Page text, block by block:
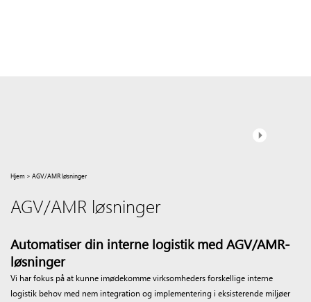
Hjem > AGV/AMR løsninger
AGV/AMR løsninger
Automatiser din interne logistik med AGV/AMR-
løsninger
Vi har fokus på at kunne imødekomme virksomheders forskellige interne
logistik behov med nem integration og implementering i eksisterende miljøer